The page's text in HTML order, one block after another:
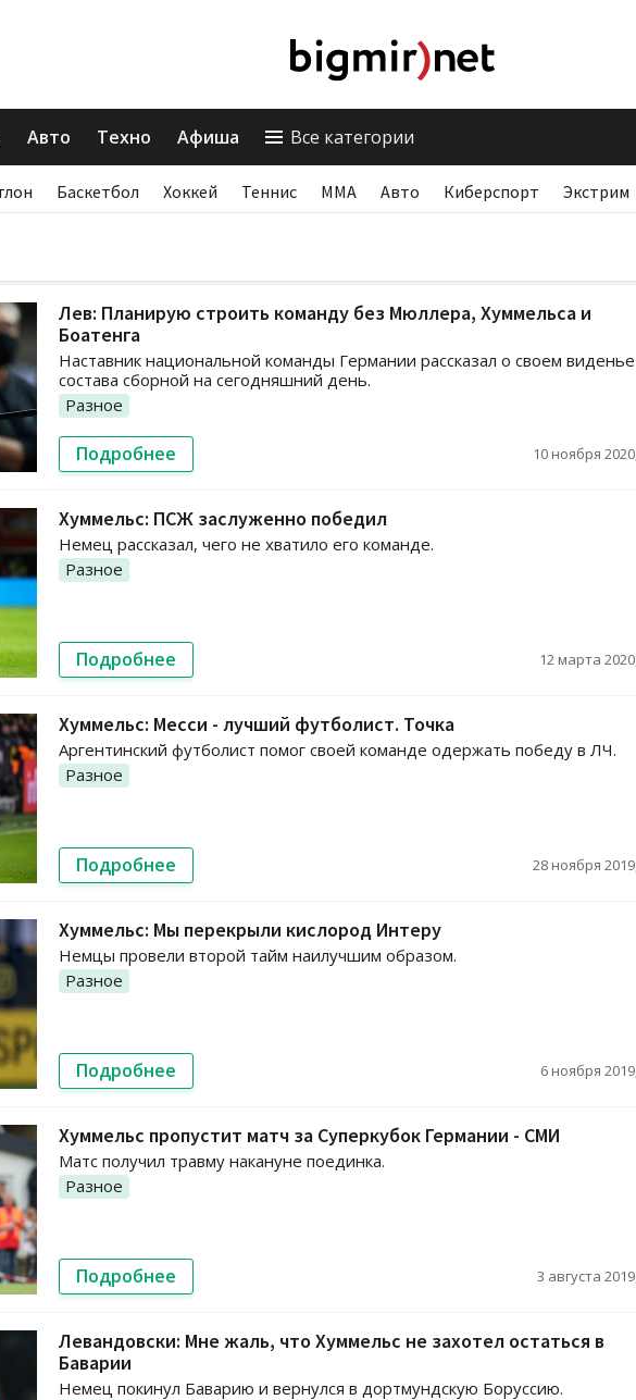
Авто Техно Афиша Все категории
Баскетбол Хоккей Теннис ММА Авто Киберспорт Экстрим
Лев: Планирую строить команду без Мюллера, Хуммельса и
Боатенга
Наставник национальной команды Германии рассказал о своем виденье
состава сборной на сегодняшний день.
Разное
Подробнее 10 ноября
Хуммельс: ПСЖ заслуженно победил
Немец рассказал, чего не хватило его команде.
Разное
Подробнее 12 марта
Хуммельс: Месси - лучший футболист. Точка
Аргентинский футболист помог своей команде одержать победу в ЛЧ.
Разное
Подробнее 28 ноября
Хуммельс: Мы перекрыли кислород Интеру
Немцы провели второй тайм наилучшим образом.
Разное
Подробнее 6 ноября
Хуммельс пропустит матч за Суперкубок Германии - СМИ
Матс получил травму накануне поединка.
Разное
Подробнее 3 августа
Левандовски: Мне жаль, что Хуммельс не захотел остаться в
Баварии
Немец покинул Баварию и вернулся в дортмундскую Боруссию.